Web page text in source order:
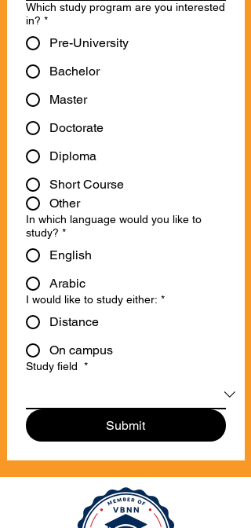
Which study program are you interested
in? *
Pre-University
Bachelor
Master
Doctorate
Diploma
Short Course
Other
In which language would you like to
study? *
English
Arabic
I would like to study either: *
Distance
On campus
Study field *
Submit